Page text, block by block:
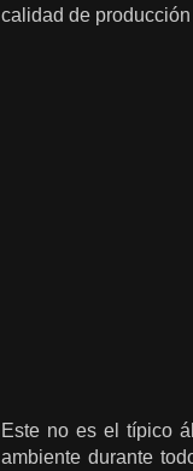
calidad de
Este no es el típico
ambiente durante